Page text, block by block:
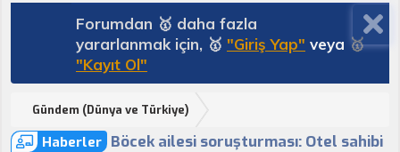
Forumdan 🥇 daha fazla
yararlanmak için, 🥇 "Giriş Yap" veya 🥇
"Kayıt Ol"
Gündem (Dünya ve Türkiye)
Haberler Böcek ailesi soruşturması: Otel sahibi